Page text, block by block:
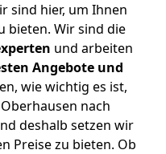
sind hier, um Ihnen
bieten. Wir sind die
und arbeiten
Angebote und
wie wichtig es ist,
nach
deshalb setzen wir
Preise zu bieten. Ob